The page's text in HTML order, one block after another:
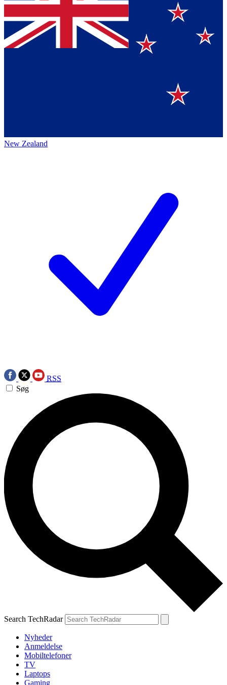
New Zealand
RSS
Søg
Search TechRadar
Nyheder
Anmeldelse
Mobiltelefoner
TV
Laptops
Gaming